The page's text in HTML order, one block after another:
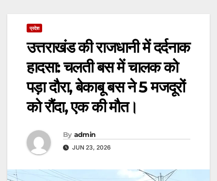
प्रदेश
उत्तराखंड की राजधानी में दर्दनाक
हादसा: चलती बस में चालक को
पड़ा दौरा, बेकाबू बस ने 5 मजदूरों
को रौंदा, एक की मौत।
By admin
JUN 23, 2026